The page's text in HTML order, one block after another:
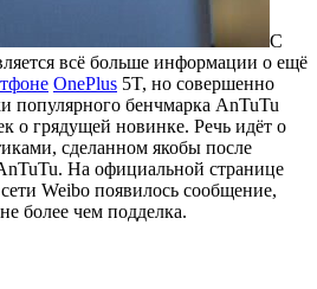
С
всё больше информации о ещё
OnePlus 5T, но совершенно
популярного бенчмарка AnTuTu
о грядущей новинке. Речь идёт о
сделанном якобы после
На официальной странице
Weibo появилось сообщение,
более чем подделка.